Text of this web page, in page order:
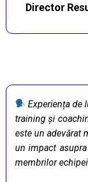
Director
Experiența de
training și
este un adevărat
un impact
membrilor